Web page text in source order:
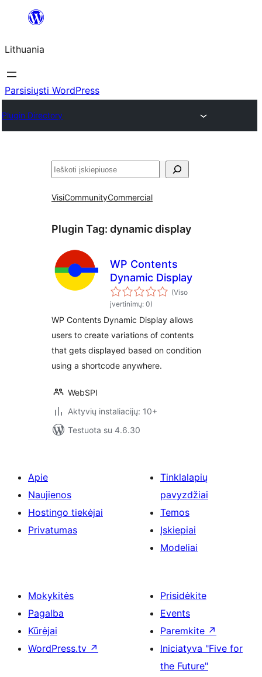
turinio
Lithuania
Parsisiųsti WordPress
Plugin Directory
Paieška
VisiCommunityCommercial
Plugin Tag: dynamic display
WP Contents
Dynamic Display
(Viso
įvertinimų: 0)
WP Contents Dynamic Display allows
users to create variations of contents
that gets displayed based on condition
using a shortcode anywhere.
WebSPI
Aktyvių instaliacijų: 10+
Testuota su 4.6.30
Apie
Naujienos
Hostingo tiekėjai
Privatumas
Tinklalapių
pavyzdžiai
Temos
Įskiepiai
Modeliai
Mokykitės
Pagalba
Kūrėjai
WordPress.tv ↗
Prisidėkite
Events
Paremkite ↗
Iniciatyva "Five for
the Future"